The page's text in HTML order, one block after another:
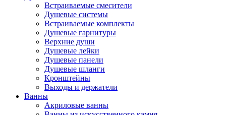
Встраиваемые смесители
Душевые системы
Встраиваемые комплекты
Душевые гарнитуры
Верхние души
Душевые лейки
Душевые панели
Душевые шланги
Кронштейны
Выходы и держатели
Ванны
Акриловые ванны